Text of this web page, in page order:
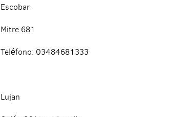
Escobar
Mitre 681
Teléfono: 03484681333
Lujan